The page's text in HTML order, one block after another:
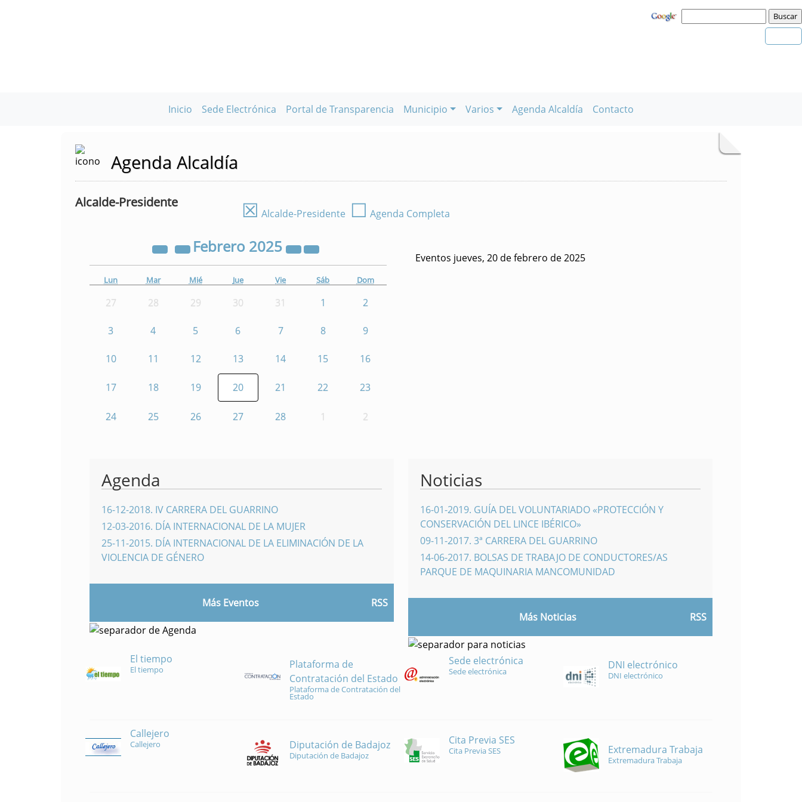
Inicio Sede Electrónica Portal de Transparencia Municipio Varios Agenda Alcaldía Contacto
Agenda Alcaldía
Alcalde-Presidente ☒ Alcalde-Presidente ☐ Agenda Completa
Febrero 2025
Lun Mar Mié Jue Vie Sáb Dom
27 28 29 30 31 1 2
3 4 5 6 7 8 9
10 11 12 13 14 15 16
17 18 19 20 21 22 23
24 25 26 27 28 1 2
Eventos jueves, 20 de febrero de 2025
Agenda
16-12-2018. IV CARRERA DEL GUARRINO
12-03-2016. DÍA INTERNACIONAL DE LA MUJER
25-11-2015. DÍA INTERNACIONAL DE LA ELIMINACIÓN DE LA
VIOLENCIA DE GÉNERO
Más Eventos RSS
Noticias
16-01-2019. GUÍA DEL VOLUNTARIADO «PROTECCIÓN Y
CONSERVACIÓN DEL LINCE IBÉRICO»
09-11-2017. 3ª CARRERA DEL GUARRINO
14-06-2017. BOLSAS DE TRABAJO DE CONDUCTORES/AS
PARQUE DE MAQUINARIA MANCOMUNIDAD
Más Noticias RSS
El tiempo
El tiempo
Plataforma de
Contratación del Estado
Plataforma de Contratación del
Estado
Sede electrónica
Sede electrónica DNI electrónico
DNI electrónico
Callejero
Callejero Diputación de Badajoz
Diputación de Badajoz
Cita Previa SES
Cita Previa SES Extremadura Trabaja
Extremadura Trabaja